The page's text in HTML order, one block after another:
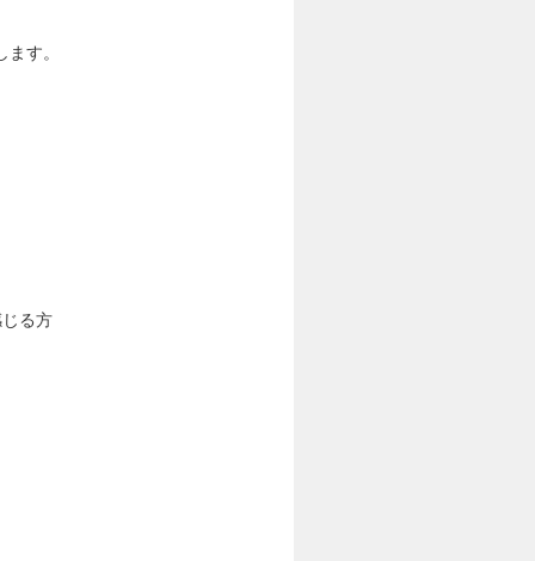
す。
る方